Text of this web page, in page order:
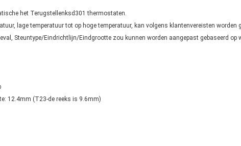
het Terugstellenksd301 thermostaten.
lage temperatuur tot op hoge temperatuur, kan volgens klantenvereisten worden
Steuntype/Eindrichtlijn/Eindgrootte zou kunnen worden aangepast gebaseerd op
12.4mm (T23-de reeks is 9.6mm)